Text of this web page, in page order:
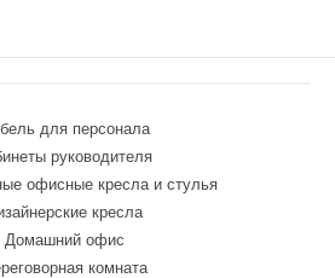
для персонала
руководителя
офисные кресла и стулья
кресла
Домашний офис
комната